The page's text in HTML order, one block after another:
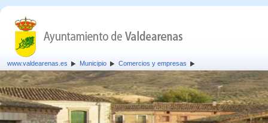
www.valdearenas.es Municipio Comercios y empresas